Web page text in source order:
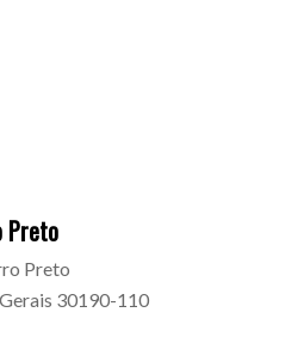
Preto
Preto
30190-110